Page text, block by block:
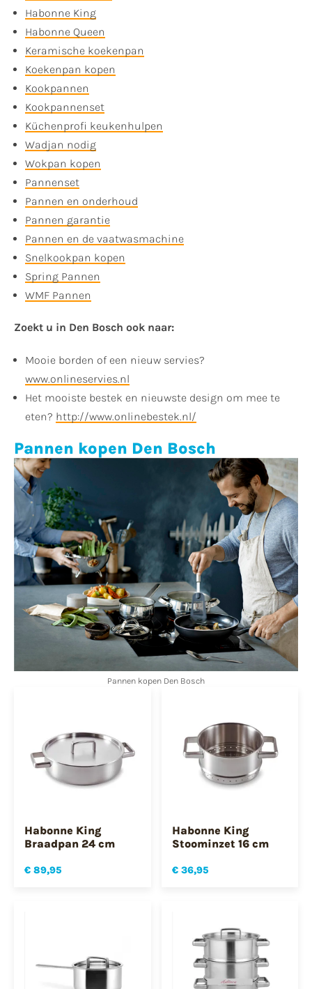
Habonne King
Habonne Queen
Keramische koekenpan
Koekenpan kopen
Kookpannen
Kookpannenset
Küchenprofi keukenhulpen
Wadjan nodig
Wokpan kopen
Pannenset
Pannen en onderhoud
Pannen garantie
Pannen en de vaatwasmachine
Snelkookpan kopen
Spring Pannen
WMF Pannen
Zoekt u in Den Bosch ook naar:
Mooie borden of een nieuw servies?
www.onlineservies.nl
Het mooiste bestek en nieuwste design om mee te
eten? http://www.onlinebestek.nl/
Pannen kopen Den Bosch
Pannen kopen Den Bosch
Habonne King
Braadpan 24 cm
€ 89,95
Habonne King
Stoominzet 16 cm
€ 36,95